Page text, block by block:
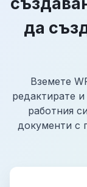
да
Вземете
редактирате
работния
документи с